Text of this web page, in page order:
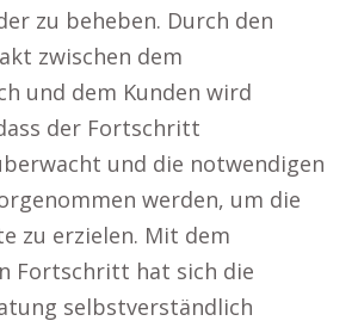
zu beheben. Durch den
zwischen dem
und dem Kunden wird
der Fortschritt
und die notwendigen
werden, um die
zu erzielen. Mit dem
Fortschritt hat sich die
selbstverständlich